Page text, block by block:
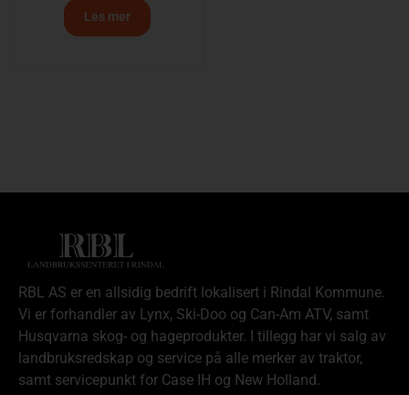
Les mer
RBL AS er en allsidig bedrift lokalisert i Rindal Kommune.
Vi er forhandler av Lynx, Ski-Doo og Can-Am ATV, samt
Husqvarna skog- og hageprodukter. I tillegg har vi salg av
landbruksredskap og service på alle merker av traktor,
samt servicepunkt for Case IH og New Holland.